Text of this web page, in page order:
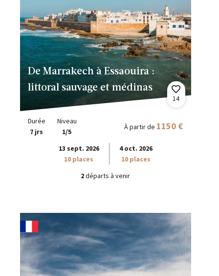
De Marrakech à Essaouira :
littoral sauvage et médinas
14
Durée
7 jrs
Niveau
1/5
À partir de 1150 €
13 sept. 2026
10 places
4 oct. 2026
10 places
2départs à venir